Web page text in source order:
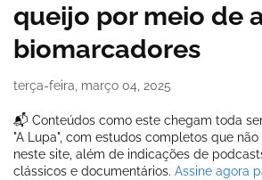
queijo por meio de
biomarcadores
terça-feira, março 04, 2025
📬 Conteúdos como este chegam toda
"A Lupa", com estudos completos que
neste site, além de indicações de
clássicos e documentários. Assine agora